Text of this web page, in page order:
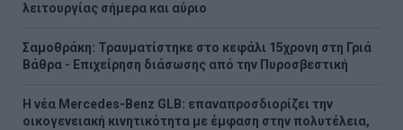
λειτουργίας σήμερα και αύριο
Σαμοθράκη: Τραυματίστηκε στο κεφάλι 15χρονη στη Γριά
Βάθρα - Επιχείρηση διάσωσης από την Πυροσβεστική
Η νέα Mercedes-Benz GLB: επαναπροσδιορίζει την
οικογενειακή κινητικότητα με έμφαση στην πολυτέλεια,